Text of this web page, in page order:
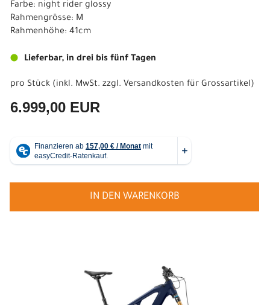
Farbe: night rider glossy
Rahmengrösse: M
Rahmenhöhe: 41cm
Lieferbar, in drei bis fünf Tagen
pro Stück (inkl. MwSt. zzgl. Versandkosten für Grossartikel)
6.999,00 EUR
IN DEN WARENKORB